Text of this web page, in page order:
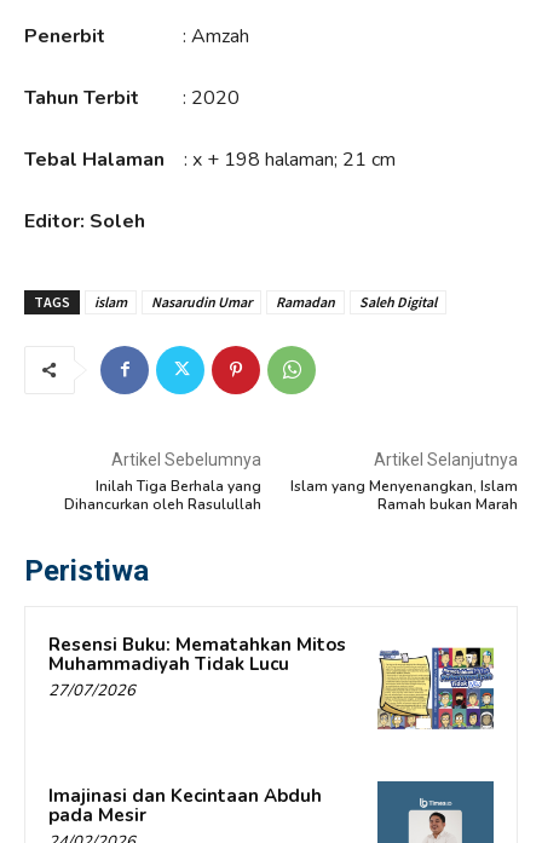
Penerbit : Amzah
Tahun Terbit : 2020
Tebal Halaman : x + 198 halaman; 21 cm
Editor: Soleh
TAGS islam Nasarudin Umar Ramadan Saleh Digital
Artikel Sebelumnya
Inilah Tiga Berhala yang
Dihancurkan oleh Rasulullah
Artikel Selanjutnya
Islam yang Menyenangkan, Islam
Ramah bukan Marah
Peristiwa
Resensi Buku: Mematahkan Mitos
Muhammadiyah Tidak Lucu
27/07/2026
Imajinasi dan Kecintaan Abduh
pada Mesir